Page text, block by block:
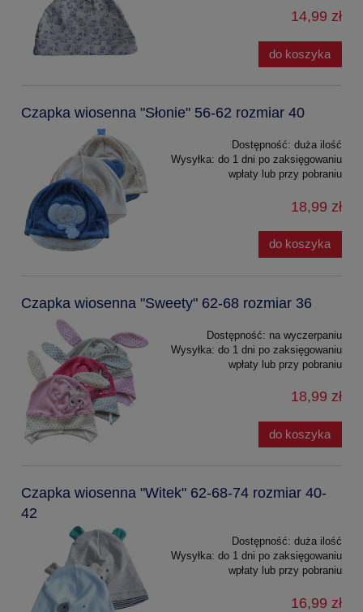
14,99 zł
do koszyka
Czapka wiosenna "Słonie" 56-62 rozmiar 40
Dostępność: duża ilość
Wysyłka: do 1 dni po zaksięgowaniu
wpłaty lub przy pobraniu
18,99 zł
do koszyka
Czapka wiosenna "Sweety" 62-68 rozmiar 36
Dostępność: na wyczerpaniu
Wysyłka: do 1 dni po zaksięgowaniu
wpłaty lub przy pobraniu
18,99 zł
do koszyka
Czapka wiosenna "Witek" 62-68-74 rozmiar 40-
42
Dostępność: duża ilość
Wysyłka: do 1 dni po zaksięgowaniu
wpłaty lub przy pobraniu
16,99 zł